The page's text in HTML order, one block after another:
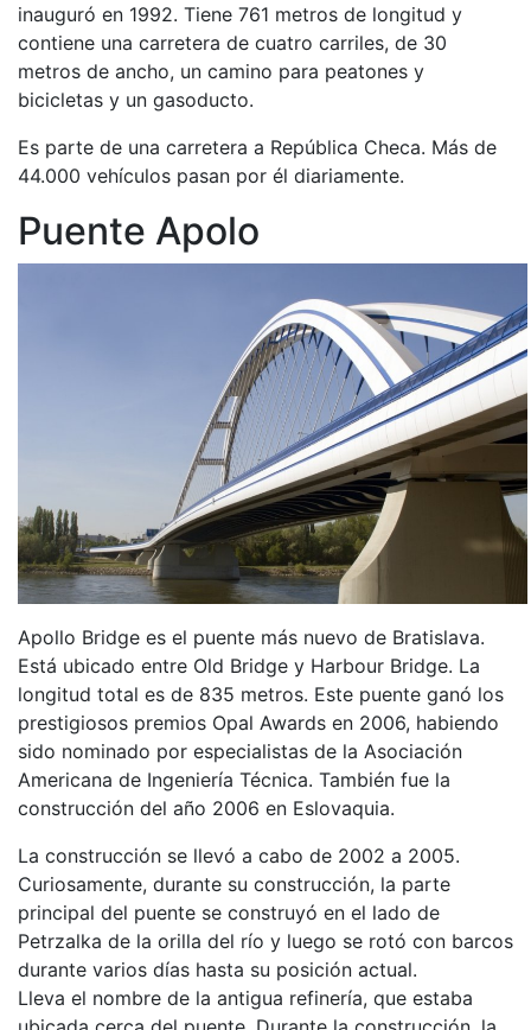
inauguró en 1992. Tiene 761 metros de longitud y
contiene una carretera de cuatro carriles, de 30
metros de ancho, un camino para peatones y
bicicletas y un gasoducto.
Es parte de una carretera a República Checa. Más de
44.000 vehículos pasan por él diariamente.
Puente Apolo
Apollo Bridge es el puente más nuevo de Bratislava.
Está ubicado entre Old Bridge y Harbour Bridge. La
longitud total es de 835 metros. Este puente ganó los
prestigiosos premios Opal Awards en 2006, habiendo
sido nominado por especialistas de la Asociación
Americana de Ingeniería Técnica. También fue la
construcción del año 2006 en Eslovaquia.
La construcción se llevó a cabo de 2002 a 2005.
Curiosamente, durante su construcción, la parte
principal del puente se construyó en el lado de
Petrzalka de la orilla del río y luego se rotó con barcos
durante varios días hasta su posición actual.
Lleva el nombre de la antigua refinería, que estaba